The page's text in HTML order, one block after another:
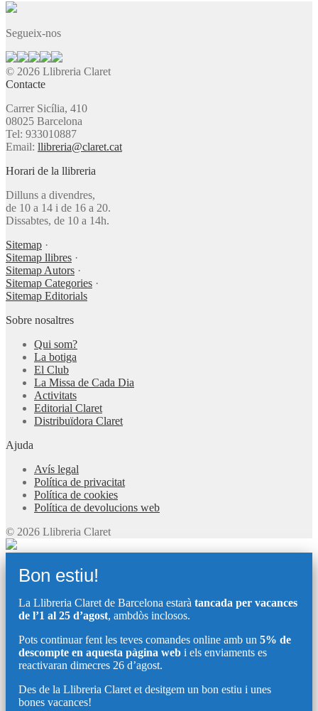
Segueix-nos
© 2026 Llibreria Claret
Contacte
Carrer Sicília, 410
08025 Barcelona
Tel: 933010887
Email: llibreria@claret.cat
Horari de la llibreria
Dilluns a divendres,
de 10 a 14 i de 16 a 20.
Dissabtes, de 10 a 14h.
Sitemap ·
Sitemap llibres ·
Sitemap Autors ·
Sitemap Categories ·
Sitemap Editorials
Sobre nosaltres
Qui som?
La botiga
El Club
La Missa de Cada Dia
Activitats
Editorial Claret
Distribuïdora Claret
Ajuda
Avís legal
Política de privacitat
Política de cookies
Política de devolucions web
© 2026 Llibreria Claret
Bon estiu!
La Llibreria Claret de Barcelona estarà tancada per vacances
de l’1 al 25 d’agost, ambdòs inclosos.
Pots continuar fent les teves comandes online amb un 5% de
descompte en aquesta pàgina web i els enviaments es
reactivaran dimecres 26 d’agost.
Des de la Llibreria Claret et desitgem un bon estiu i unes
bones vacances!